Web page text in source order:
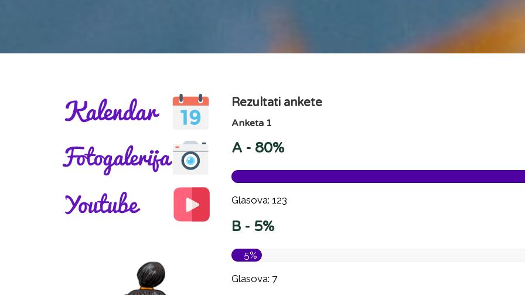
Rezultati ankete
Anketa 1
A - 80%
Glasova: 123
B - 5%
5%
Glasova: 7